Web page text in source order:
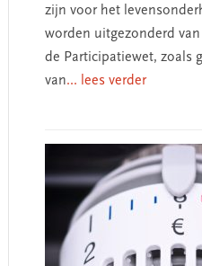
zijn voor het
worden uitgezonderd
de Participatiewet, zoals
van... lees verder